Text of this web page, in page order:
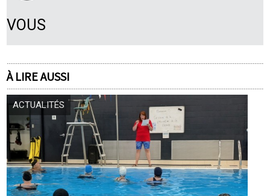
VOUS
À LIRE AUSSI
ACTUALITÉS